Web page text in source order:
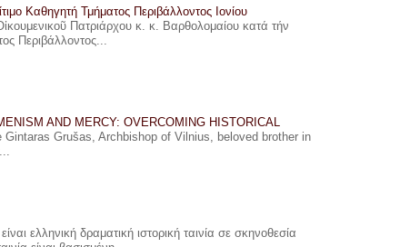
Καθηγητή Τμήματος Περιβάλλοντος Ιονίου
Πατριάρχου κ. κ. Βαρθολομαίου κατά τήν
Περιβάλλοντος...
AND MERCY: OVERCOMING HISTORICAL
Grušas, Archbishop of Vilnius, beloved brother in
ελληνική δραματική ιστορική ταινία σε σκηνοθεσία